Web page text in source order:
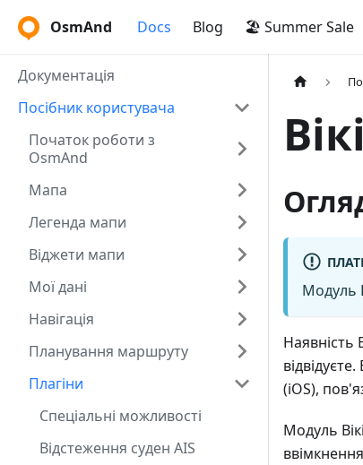
OsmAnd Docs Blog 🏖️ Summer Sale
Документація
Посібник користувача
Початок роботи з
OsmAnd
Мапа
Легенда мапи
Віджети мапи
Мої дані
Навігація
Планування маршруту
Плагіни
Спеціальні можливості
Відстеження суден AIS
Модуль
Наявність
(iOS),
Модуль